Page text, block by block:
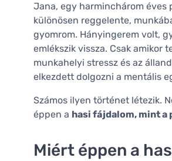
Jana, egy harminchárom éves
különösen reggelente,
gyomrom. Hányingerem volt,
emlékszik vissza. Csak amikor
munkahelyi stressz és az
elkezdett dolgozni a mentális
Számos ilyen történet létezik.
éppen a hasi fájdalom, mint
Miért éppen a